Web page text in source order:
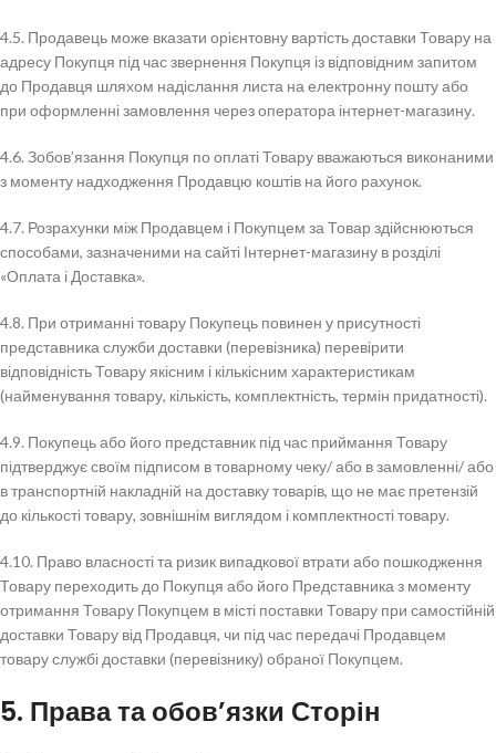
4.5. Продавець може вказати орієнтовну вартість доставки Товару на
адресу Покупця під час звернення Покупця із відповідним запитом
до Продавця шляхом надіслання листа на електронну пошту або
при оформленні замовлення через оператора інтернет-магазину.
4.6. Зобов’язання Покупця по оплаті Товару вважаються виконаними
з моменту надходження Продавцю коштів на його рахунок.
4.7. Розрахунки між Продавцем і Покупцем за Товар здійснюються
способами, зазначеними на сайті Інтернет-магазину в розділі
«Оплата і Доставка».
4.8. При отриманні товару Покупець повинен у присутності
представника служби доставки (перевізника) перевірити
відповідність Товару якісним і кількісним характеристикам
(найменування товару, кількість, комплектність, термін придатності).
4.9. Покупець або його представник під час приймання Товару
підтверджує своїм підписом в товарному чеку/ або в замовленні/ або
в транспортній накладній на доставку товарів, що не має претензій
до кількості товару, зовнішнім виглядом і комплектності товару.
4.10. Право власності та ризик випадкової втрати або пошкодження
Товару переходить до Покупця або його Представника з моменту
отримання Товару Покупцем в місті поставки Товару при самостійній
доставки Товару від Продавця, чи під час передачі Продавцем
товару службі доставки (перевізнику) обраної Покупцем.
5. Права та обов’язки Сторін